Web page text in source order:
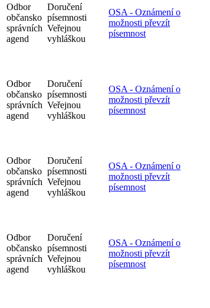
Odbor
občansko
správních
agend
Doručení
písemnosti
Veřejnou
vyhláškou
OSA - Oznámení o
možnosti převzít
písemnost
Odbor
občansko
správních
agend
Doručení
písemnosti
Veřejnou
vyhláškou
OSA - Oznámení o
možnosti převzít
písemnost
Odbor
občansko
správních
agend
Doručení
písemnosti
Veřejnou
vyhláškou
OSA - Oznámení o
možnosti převzít
písemnost
Odbor
občansko
správních
agend
Doručení
písemnosti
Veřejnou
vyhláškou
OSA - Oznámení o
možnosti převzít
písemnost